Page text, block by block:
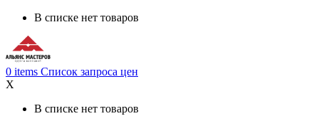
В списке нет товаров
0 items Список запроса цен
X
В списке нет товаров